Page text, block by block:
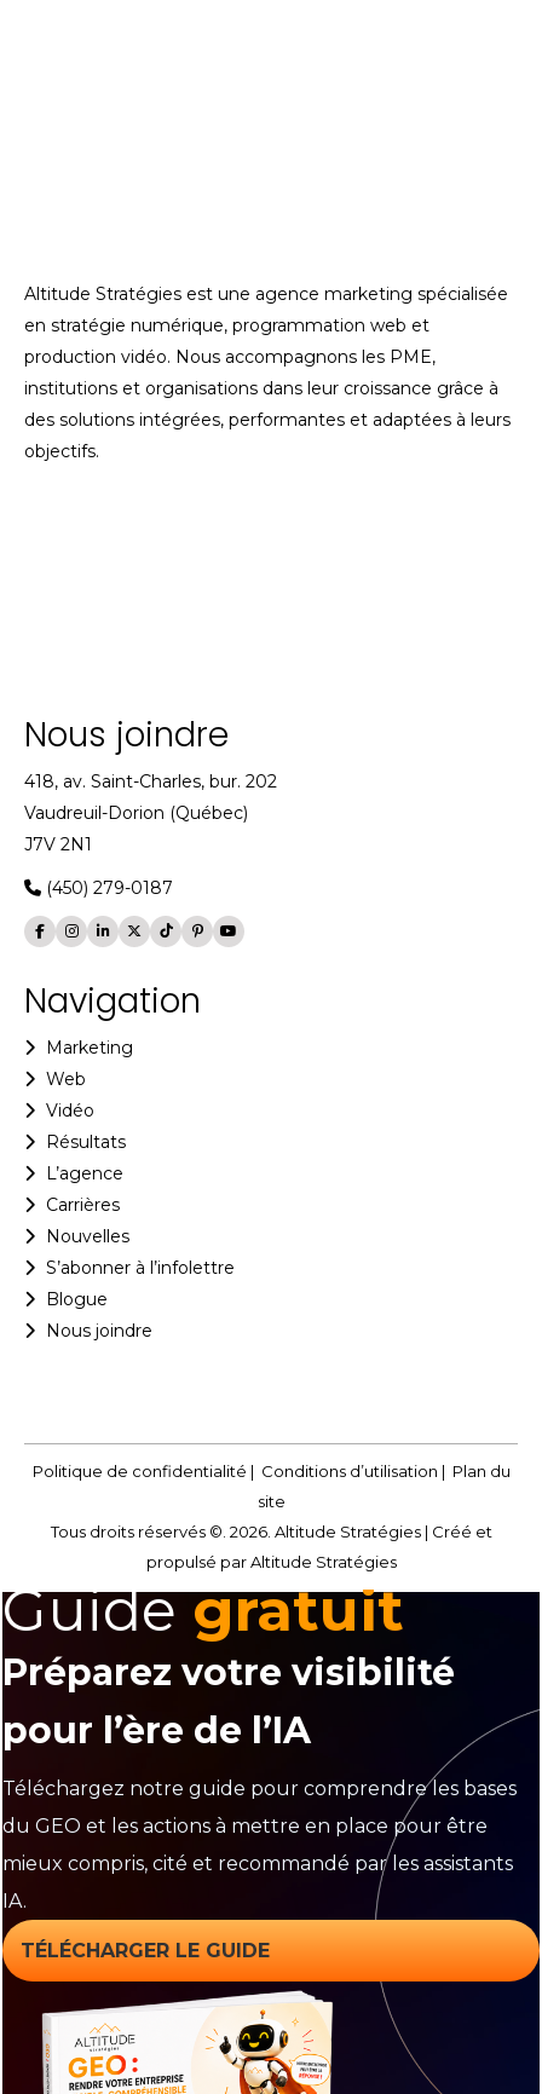
Altitude Stratégies est une agence marketing spécialisée
en stratégie numérique, programmation web et
production vidéo. Nous accompagnons les PME,
institutions et organisations dans leur croissance grâce à
des solutions intégrées, performantes et adaptées à leurs
objectifs.
Nous joindre
418, av. Saint-Charles, bur. 202
Vaudreuil-Dorion (Québec)
J7V 2N1
(450) 279-0187
Navigation
Marketing
Web
Vidéo
Résultats
L’agence
Carrières
Nouvelles
S’abonner à l’infolettre
Blogue
Nous joindre
Politique de confidentialité | Conditions d’utilisation | Plan du
site
Tous droits réservés ©. 2026. Altitude Stratégies | Créé et
propulsé par Altitude Stratégies
Guide gratuit
Préparez votre visibilité
pour l’ère de l’IA
Téléchargez notre guide pour comprendre les bases
du GEO et les actions à mettre en place pour être
mieux compris, cité et recommandé par les assistants
IA.
TÉLÉCHARGER LE GUIDE